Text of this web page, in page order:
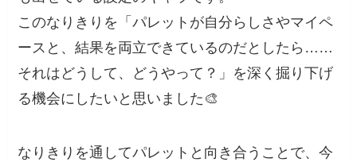
このなりきりを「パレットが自分らしさやマイペ
ースと、結果を両立できているのだとしたら……
それはどうして、どうやって？」を深く掘り下げ
る機会にしたいと思いました🎨
なりきりを通してパレットと向き合うことで、今